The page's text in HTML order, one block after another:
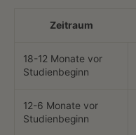
Zeitraum
18-12 Monate vor
Studienbeginn
12-6 Monate vor
Studienbeginn